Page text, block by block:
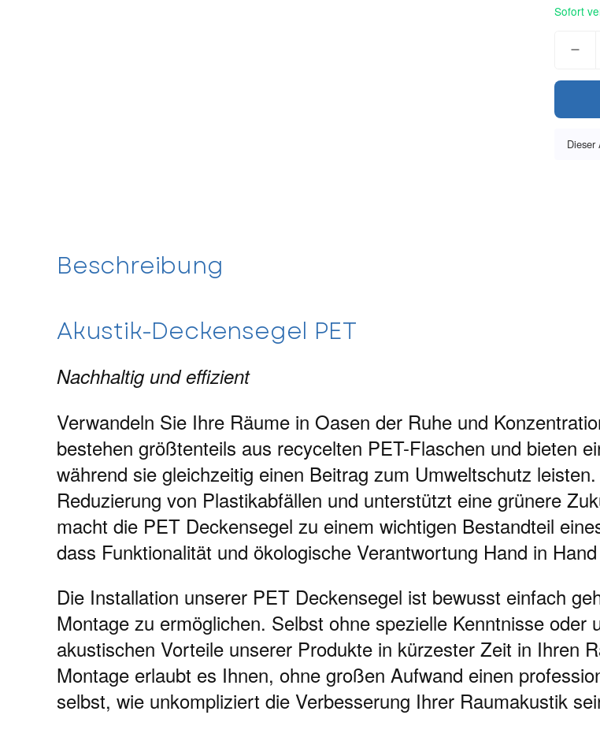
Sofort
Dieser
Beschreibung
Akustik-Deckensegel PET
Nachhaltig und effizient
Verwandeln Sie Ihre Räume in Oasen der Ruhe und
bestehen größtenteils aus recycelten PET-Flaschen und bieten
während sie gleichzeitig einen Beitrag zum Umweltschutz
Reduzierung von Plastikabfällen und unterstützt eine grünere
macht die PET Deckensegel zu einem wichtigen Bestandteil
dass Funktionalität und ökologische Verantwortung Hand in
Die Installation unserer PET Deckensegel ist bewusst einfach
Montage zu ermöglichen. Selbst ohne spezielle Kenntnisse
akustischen Vorteile unserer Produkte in kürzester Zeit in Ihren
Montage erlaubt es Ihnen, ohne großen Aufwand einen
selbst, wie unkompliziert die Verbesserung Ihrer Raumakustik